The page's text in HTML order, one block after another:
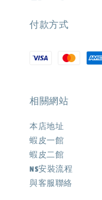
付款方式
相關網站
本店地址
蝦皮一館
蝦皮二館
NS安裝流程
與客服聯絡